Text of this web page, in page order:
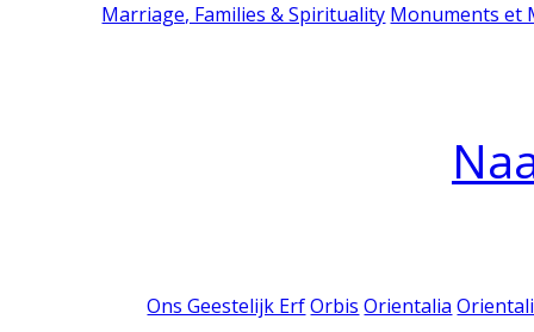
Marriage, Families & Spirituality Monuments et
Ons Geestelijk Erf Orbis Orientalia